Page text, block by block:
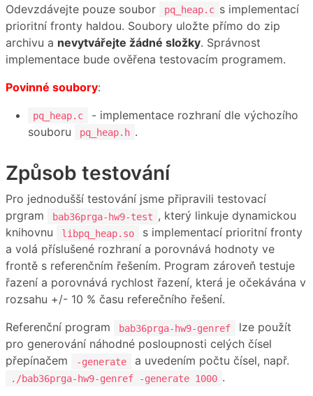
Odevzdávejte pouze soubor pq_heap.c s implementací
prioritní fronty haldou. Soubory uložte přímo do zip
archivu a nevytvářejte žádné složky. Správnost
implementace bude ověřena testovacím programem.
Povinné soubory:
pq_heap.c
- implementace rozhraní dle výchozího
souboru
pq_heap.h .
Způsob testování
Pro jednodušší testování jsme připravili testovací
prgram
bab36prga-hw9-test , který linkuje dynamickou
knihovnu
libpq_heap.so
s implementací prioritní fronty
a volá příslušené rozhraní a porovnává hodnoty ve
frontě s referenčním řešením. Program zároveň testuje
řazení a porovnává rychlost řazení, která je očekávána v
rozsahu +/- 10 % času referečního řešení.
Referenční program
bab36prga-hw9-genref
lze použít
pro generování náhodné posloupnosti celých čísel
přepínačem
-generate a uvedením počtu čísel, např.
./bab36prga-hw9-genref -generate 1000 .